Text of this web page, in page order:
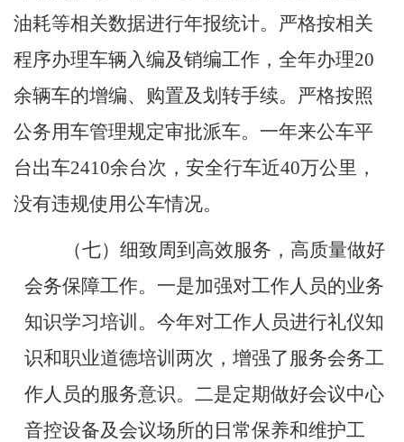
油耗等相关数据进行年报统计。严格按相关
程序办理车辆入编及销编工作，全年办理20
余辆车的增编、购置及划转手续。严格按照
公务用车管理规定审批派车。一年来公车平
台出车2410余台次，安全行车近40万公里，
没有违规使用公车情况。
（七）细致周到高效服务，高质量做好
会务保障工作。 一是加强对工作人员的业务
知识学习培训。今年对工作人员进行礼仪知
识和职业道德培训两次，增强了服务会务工
作人员的服务意识。二是定期做好会议中心
音控设备及会议场所的日常保养和维护工